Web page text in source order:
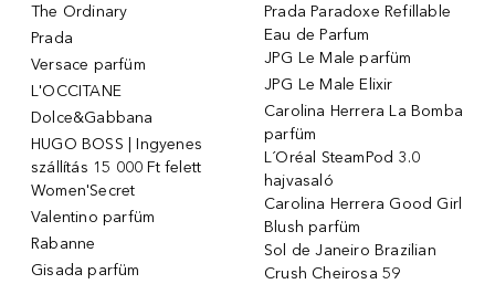
The Ordinary
Prada
Versace parfüm
L'OCCITANE
Dolce&Gabbana
HUGO BOSS | Ingyenes
szállítás 15 000 Ft felett
Women'Secret
Valentino parfüm
Rabanne
Gisada parfüm
Prada Paradoxe Refillable
Eau de Parfum
JPG Le Male parfüm
JPG Le Male Elixir
Carolina Herrera La Bomba
parfüm
L´Oréal SteamPod 3.0
hajvasaló
Carolina Herrera Good Girl
Blush parfüm
Sol de Janeiro Brazilian
Crush Cheirosa 59